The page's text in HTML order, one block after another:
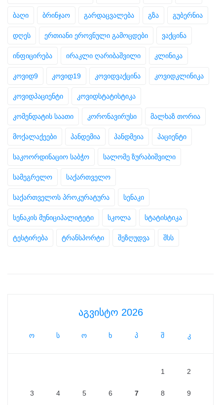
ბაღი ბრინჯაო გარდაცვალება გზა გუბერნია
დღეს ერთიანი ეროვნული გამოცდები ვაქცინა
ინფიცირება ირაკლი ღარიბაშვილი კლინიკა
კოვიდ9 კოვიდ19 კოვიდვაქცინა კოვიდკლინიკა
კოვიდპაციენტი კოვიდსტატისტიკა
კომენდატის საათი კორონავირუსი მალხაზ თორია
მოქალაქეები პანდემია პანდმეია პაციენტი
საკოორდინაციო საბჭო სალომე ზურაბიშვილი
სამეგრელო საქართველო
საქართველოს პროკურატურა სენაკი
სენაკის მუნიციპალიტეტი სკოლა სტატისტიკა
ტესტირება ტრანსპორტი შეზღუდვა შსს
აგვისტო 2026
ო ს ო ხ პ შ კ
1 2
3 4 5 6 7 8 9